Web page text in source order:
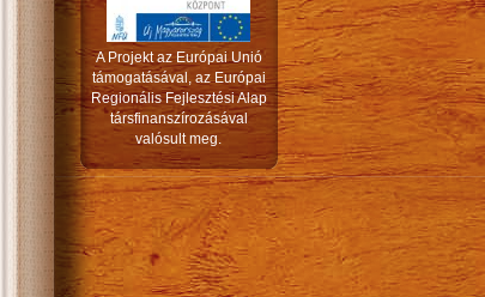
A Projekt az Európai Unió
támogatásával, az Európai
Regionális Fejlesztési Alap
társfinanszírozásával
valósult meg.